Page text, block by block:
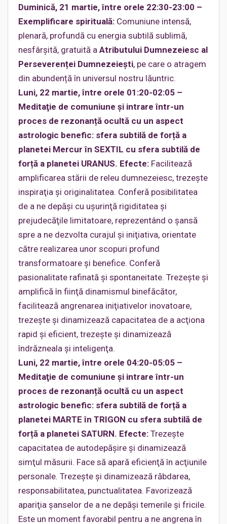
Duminică, 21 martie, între orele 22:30-23:00 –
Exemplificare spirituală: Comuniune intensă,
plenară, profundă cu energia subtilă sublimă,
nesfârşită, gratuită a Atributului Dumnezeiesc al
Perseverenței Dumnezeieşti, pe care o atragem
din abundență în universul nostru lăuntric.
Luni, 22 martie, între orele 01:20-02:05 –
Meditaţie de comuniune și intrare într-un
proces de rezonanță ocultă cu un aspect
astrologic benefic: sfera subtilă de forță a
planetei Mercur în SEXTIL cu sfera subtilă de
forță a planetei URANUS. Efecte: Facilitează
amplificarea stării de releu dumnezeiesc, trezeşte
inspiraţia şi originalitatea. Conferă posibilitatea
de a ne depăşi cu uşurinţă rigiditatea şi
prejudecăţile limitatoare, reprezentând o şansă
spre a ne dezvolta curajul şi iniţiativa, orientate
către realizarea unor scopuri profund
transformatoare şi benefice. Conferă
pasionalitate rafinată şi spontaneitate. Trezeşte şi
amplifică în fiinţă dinamismul binefăcător,
facilitează angrenarea iniţiativelor inovatoare,
trezeşte şi dinamizează capacitatea de a acţiona
rapid şi eficient, trezeşte şi dinamizează
îndrăzneala şi inteligenţa.
Luni, 22 martie, între orele 04:20-05:05 –
Meditaţie de comuniune și intrare într-un
proces de rezonanță ocultă cu un aspect
astrologic benefic: sfera subtilă de forță a
planetei MARTE în TRIGON cu sfera subtilă de
forță a planetei SATURN. Efecte: Trezeşte
capacitatea de autodepăşire şi dinamizează
simţul măsurii. Face să apară eficienţă în acţiunile
personale. Trezeşte şi dinamizează răbdarea,
responsabilitatea, punctualitatea. Favorizează
apariţia şanselor de a ne depăşi temerile şi fricile.
Este un moment favorabil pentru a ne angrena în